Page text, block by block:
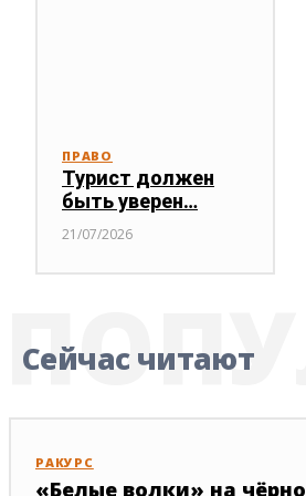
ПРАВО
Турист должен
быть уверен…
21/07/2026
Сейчас читают
РАКУРС
«Белые волки» на